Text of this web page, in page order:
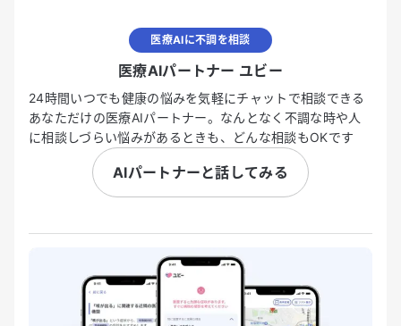
医療AIに不調を相談
医療AIパートナー ユビー
24時間いつでも健康の悩みを気軽にチャットで相談できる
あなただけの医療AIパートナー。なんとなく不調な時や人
に相談しづらい悩みがあるときも、どんな相談もOKです
AIパートナーと話してみる